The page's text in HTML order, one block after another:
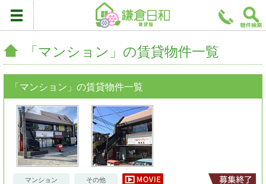
「マンション」の賃貸物件一覧
「マンション」の賃貸物件一覧
マンション その他